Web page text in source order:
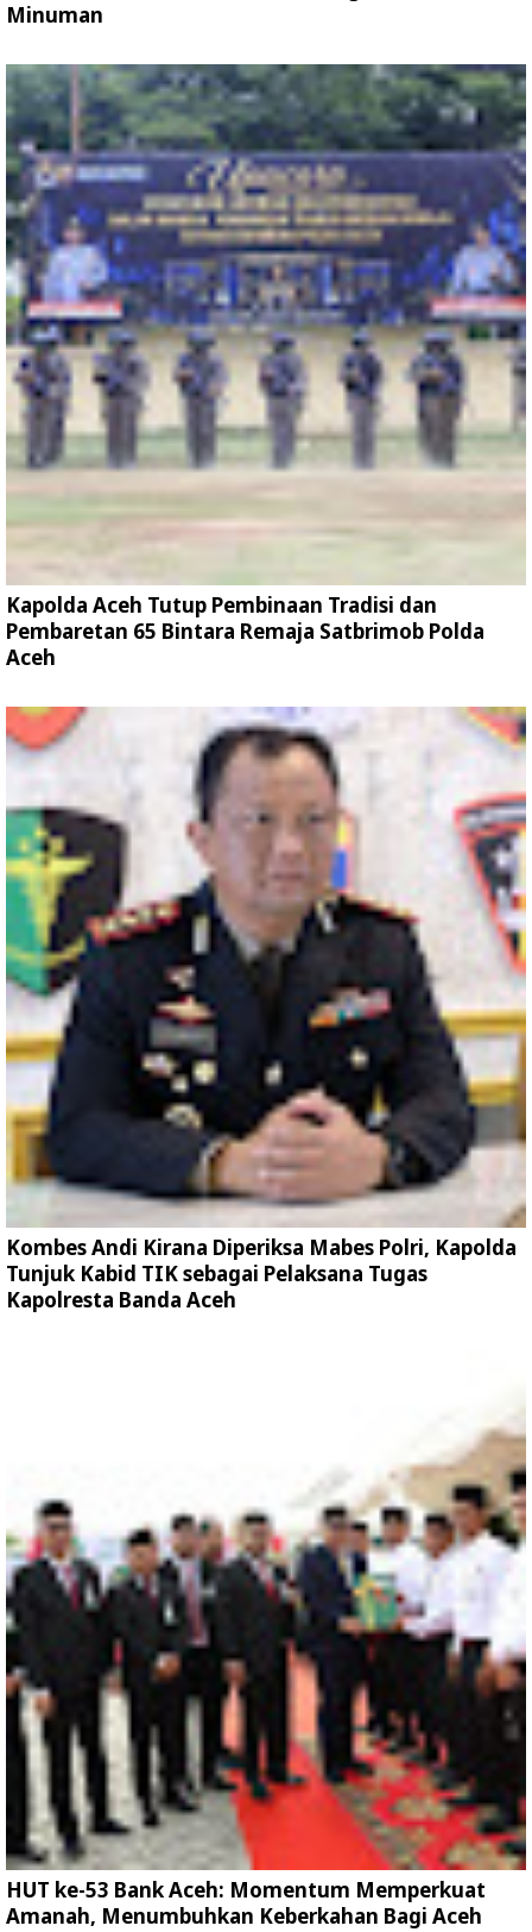
Minuman
Kapolda Aceh Tutup Pembinaan Tradisi dan
Pembaretan 65 Bintara Remaja Satbrimob Polda
Aceh
Kombes Andi Kirana Diperiksa Mabes Polri, Kapolda
Tunjuk Kabid TIK sebagai Pelaksana Tugas
Kapolresta Banda Aceh
HUT ke-53 Bank Aceh: Momentum Memperkuat
Amanah, Menumbuhkan Keberkahan Bagi Aceh